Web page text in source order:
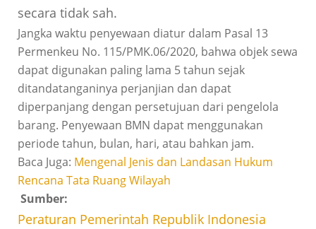
secara tidak sah.
Jangka waktu penyewaan diatur dalam Pasal 13
Permenkeu No. 115/PMK.06/2020, bahwa objek sewa
dapat digunakan paling lama 5 tahun sejak
ditandatanganinya perjanjian dan dapat
diperpanjang dengan persetujuan dari pengelola
barang. Penyewaan BMN dapat menggunakan
periode tahun, bulan, hari, atau bahkan jam.
Baca Juga: Mengenal Jenis dan Landasan Hukum
Rencana Tata Ruang Wilayah
Sumber:
Peraturan Pemerintah Republik Indonesia